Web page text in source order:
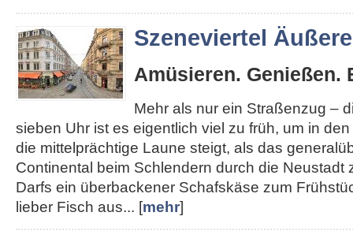
Szeneviertel
Amüsieren. Genießen.
Mehr als nur ein Straßenzug –
sieben Uhr ist es eigentlich viel zu früh, um in
die mittelprächtige Laune steigt, als das
Continental beim Schlendern durch die Neustadt
Darfs ein überbackener Schafskäse zum
lieber Fisch aus... [mehr]